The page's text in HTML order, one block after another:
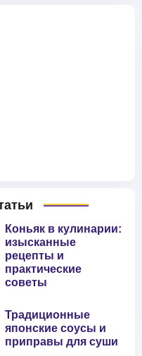
Коньяк в кулинарии:
изысканные
рецепты и
практические
советы
Традиционные
японские соусы и
приправы для суши